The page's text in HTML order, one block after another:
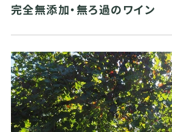
完全無添加・無ろ過のワイン